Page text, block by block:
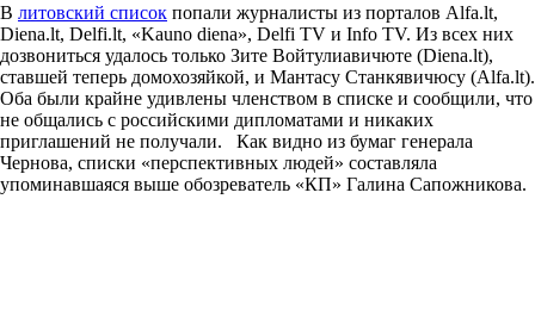
В литовский список попали журналисты из порталов Alfa.lt,
Diena.lt, Delfi.lt, «Kauno diena», Delfi TV и Info TV. Из всех них
дозвониться удалось только Зите Войтулиавичюте (Diena.lt),
ставшей теперь домохозяйкой, и Мантасу Станкявичюсу (Alfa.lt).
Оба были крайне удивлены членством в списке и сообщили, что
не общались с российскими дипломатами и никаких
приглашений не получали. Как видно из бумаг генерала
Чернова, списки «перспективных людей» составляла
упоминавшаяся выше обозреватель «КП» Галина Сапожникова.